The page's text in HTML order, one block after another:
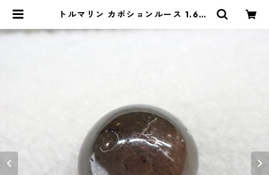
トルマリン カボションルース 1.68c